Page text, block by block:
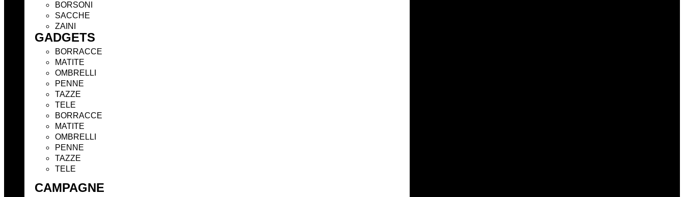
BORSONI
SACCHE
ZAINI
GADGETS
BORRACCE
MATITE
OMBRELLI
PENNE
TAZZE
TELE
BORRACCE
MATITE
OMBRELLI
PENNE
TAZZE
TELE
CAMPAGNE